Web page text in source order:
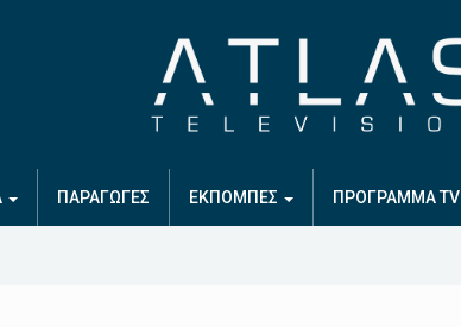
ΠΑΡΑΓΩΓΕΣ ΕΚΠΟΜΠΕΣ ΠΡΟΓΡΑΜΜΑ TV